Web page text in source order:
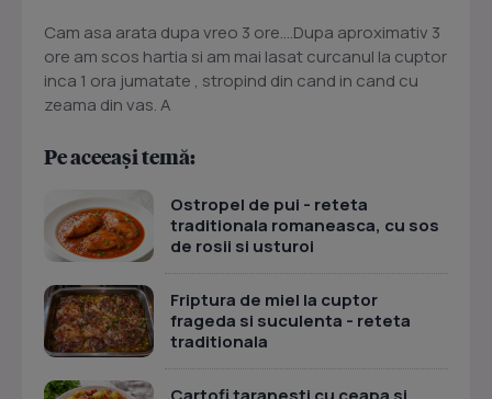
Cam asa arata dupa vreo 3 ore....Dupa aproximativ 3
ore am scos hartia si am mai lasat curcanul la cuptor
inca 1 ora jumatate , stropind din cand in cand cu
zeama din vas. A
Pe aceeași temă:
Ostropel de pui - reteta
traditionala romaneasca, cu sos
de rosii si usturoi
Friptura de miel la cuptor
frageda si suculenta - reteta
traditionala